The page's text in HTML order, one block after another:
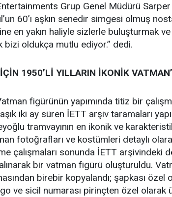
Grup Genel Müdürü
60’ı aşkın senedir simgesi olmuş
en yakın haliyle sizlerle buluşturmak
bizi oldukça mutlu ediyor.” dedi.
1950’Lİ YILLARIN İKONİK
figürünün yapımında titiz bir
iki ay süren İETT arşiv taramaları
tramvayının en ikonik ve
fotoğrafları ve kostümleri detaylı
çalışmaları sonunda İETT arşivindeki
bir vatman figürü oluşturuldu.
birebir kopyalandı; şapkası
ve sicil numarası pirinçten özel olarak